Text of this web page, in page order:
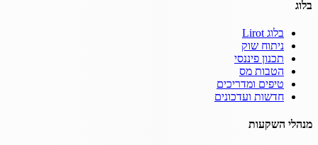
בלוג
בלוג Lirot
ניתוח שוק
תכנון פיננסי
הטבות מס
טיפים ומדריכים
חדשות ועדכונים
מנהלי השקעות